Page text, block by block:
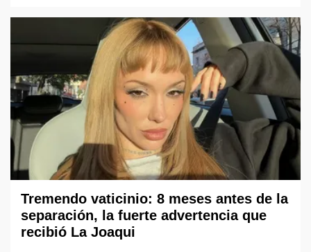
Tremendo vaticinio: 8 meses antes de la
separación, la fuerte advertencia que
recibió La Joaqui